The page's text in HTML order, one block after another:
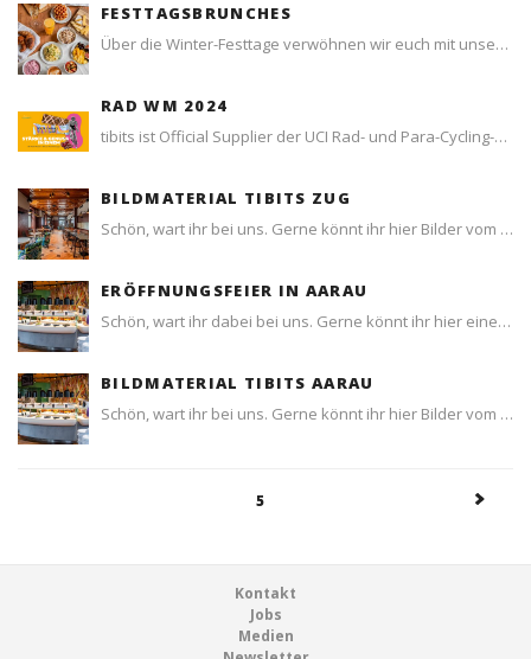
FESTTAGSBRUNCHES
Über die Winter-Festtage verwöhnen wir euch mit unseren genussvollen Festtagsbrunches. Geniesst ein festliches Spezial-Angebot in hübsch dekorierter Atmosphäre. Zudem wartet eine kleine Überraschung auf euch.
RAD WM 2024
tibits ist Official Supplier der UCI Rad- und Para-Cycling-Strassen-WM in Zürich.
BILDMATERIAL TIBITS ZUG
Schön, wart ihr bei uns. Gerne könnt ihr hier Bilder vom Lokal, der Enthüllung und den Drohnenrundflug ansehen und herunterladen
ERÖFFNUNGSFEIER IN AARAU
Schön, wart ihr dabei bei uns. Gerne könnt ihr hier eine Vorschau der BIlder ansehen und den rest herunterladen.
BILDMATERIAL TIBITS AARAU
Schön, wart ihr bei uns. Gerne könnt ihr hier Bilder vom Lokal, der Enthüllung und den Drohnenrundflug ansehen und herunterladen
5
Kontakt
Jobs
Medien